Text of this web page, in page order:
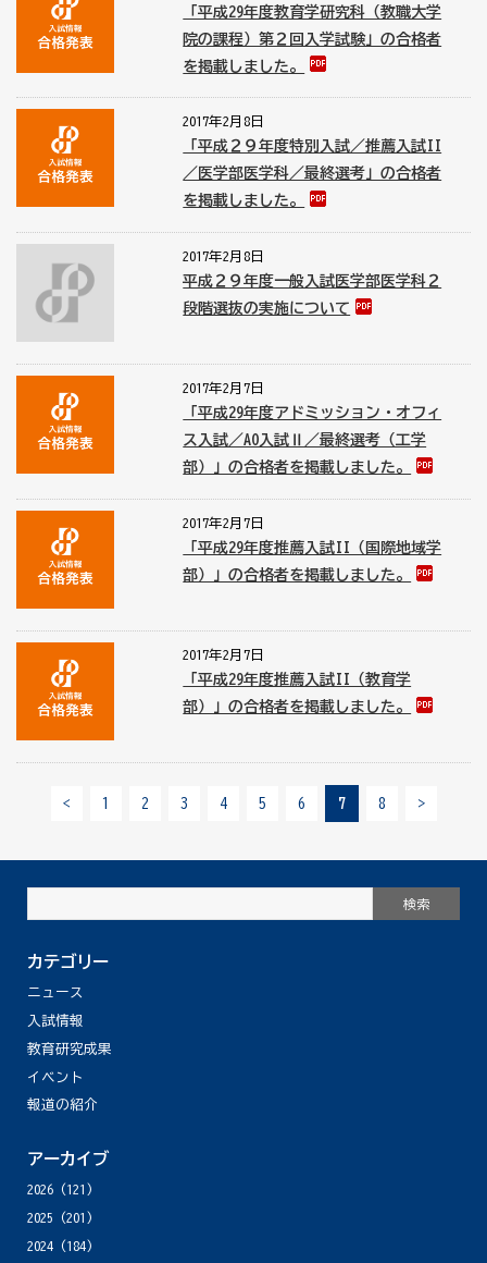
「平成29年度教育学研究科（教職大学
院の課程）第２回入学試験」の合格者
を掲載しました。
2017年2月8日
「平成２９年度特別入試／推薦入試II
／医学部医学科／最終選考」の合格者
を掲載しました。
2017年2月8日
平成２９年度一般入試医学部医学科２
段階選抜の実施について
2017年2月7日
「平成29年度アドミッション・オフィ
ス入試／AO入試Ⅱ／最終選考（工学
部）」の合格者を掲載しました。
2017年2月7日
「平成29年度推薦入試II（国際地域学
部）」の合格者を掲載しました。
2017年2月7日
「平成29年度推薦入試II（教育学
部）」の合格者を掲載しました。
< 1 2 3 4 5 6 7 8 >
カテゴリー
ニュース
入試情報
教育研究成果
イベント
報道の紹介
アーカイブ
2026(121)
2025 (201)
2024(184)